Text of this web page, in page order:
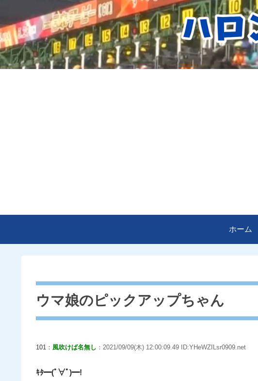
ホーム
ウマ娘のピックアップちゃん
101： 風吹けば名無し ：2021/09/09(木) 12:00:09.49 ID:YHeWZILsr0909.net
ｷﾀ━(ﾟ∀ﾟ)━!